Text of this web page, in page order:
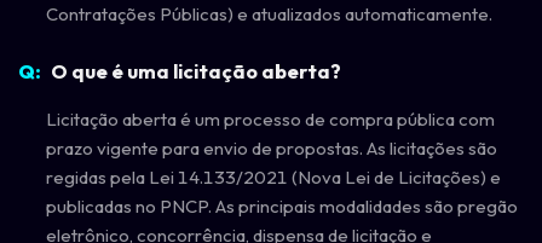
Contratações Públicas) e atualizados automaticamente.
O que é uma licitação aberta?
Licitação aberta é um processo de compra pública com
prazo vigente para envio de propostas. As licitações são
regidas pela Lei 14.133/2021 (Nova Lei de Licitações) e
publicadas no PNCP. As principais modalidades são pregão
eletrônico, concorrência, dispensa de licitação e